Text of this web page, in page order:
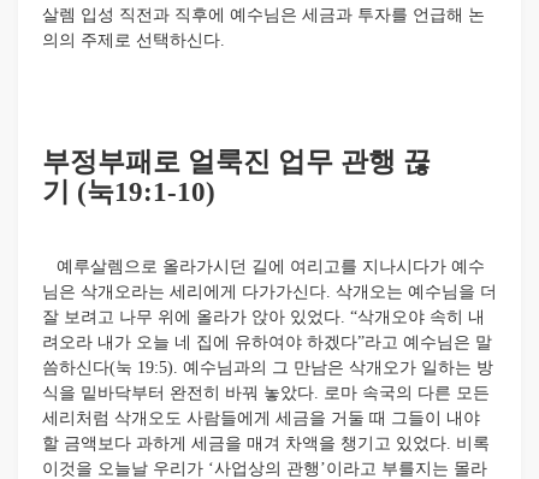
살렘 입성 직전과 직후에 예수님은 세금과 투자를 언급해 논
의의 주제로 선택하신다.
부정부패로 얼룩진 업무 관행 끊
기
(눅19:1-10)
예루살렘으로 올라가시던 길에 여리고를 지나시다가 예수
님은 삭개오라는 세리에게 다가가신다. 삭개오는 예수님을 더
잘 보려고 나무 위에 올라가 앉아 있었다. “삭개오야 속히 내
려오라 내가 오늘 네 집에 유하여야 하겠다”라고 예수님은 말
씀하신다(눅 19:5). 예수님과의 그 만남은 삭개오가 일하는 방
식을 밑바닥부터 완전히 바꿔 놓았다. 로마 속국의 다른 모든
세리처럼 삭개오도 사람들에게 세금을 거둘 때 그들이 내야
할 금액보다 과하게 세금을 매겨 차액을 챙기고 있었다. 비록
이것을 오늘날 우리가 ‘사업상의 관행’이라고 부를지는 몰라